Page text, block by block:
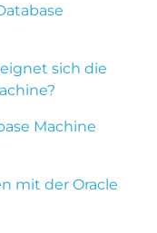
sich die
Machine
mit der Oracle